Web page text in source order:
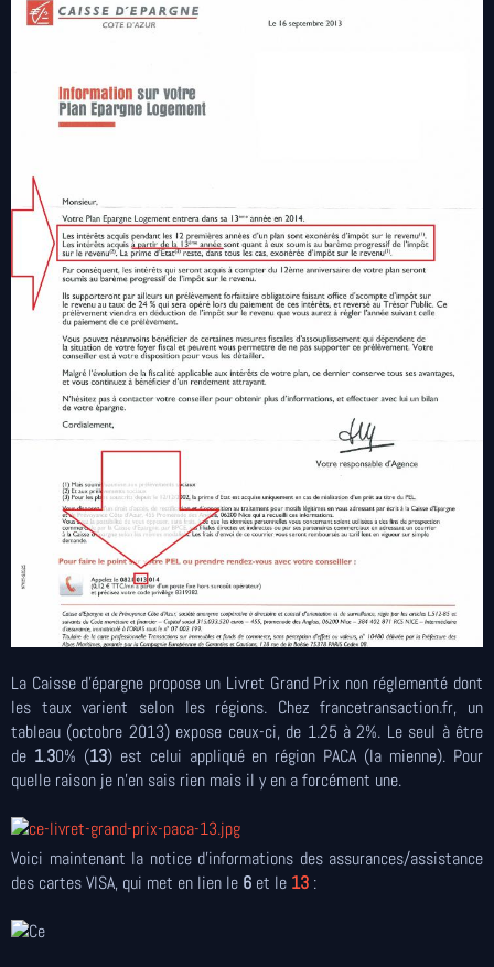
La Caisse d'épargne propose un Livret Grand Prix non réglementé dont
les taux varient selon les régions. Chez francetransaction.fr, un
tableau (octobre 2013) expose ceux-ci, de 1.25 à 2%. Le seul à être
de 1.30% (13) est celui appliqué en région PACA (la mienne). Pour
quelle raison je n'en sais rien mais il y en a forcément une.
Voici maintenant la notice d'informations des assurances/assistance
des cartes VISA, qui met en lien le 6 et le 13 :